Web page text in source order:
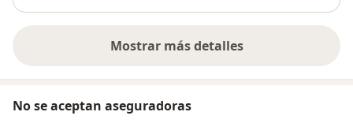
Mostrar más detalles
sobre la dirección
No se aceptan aseguradoras